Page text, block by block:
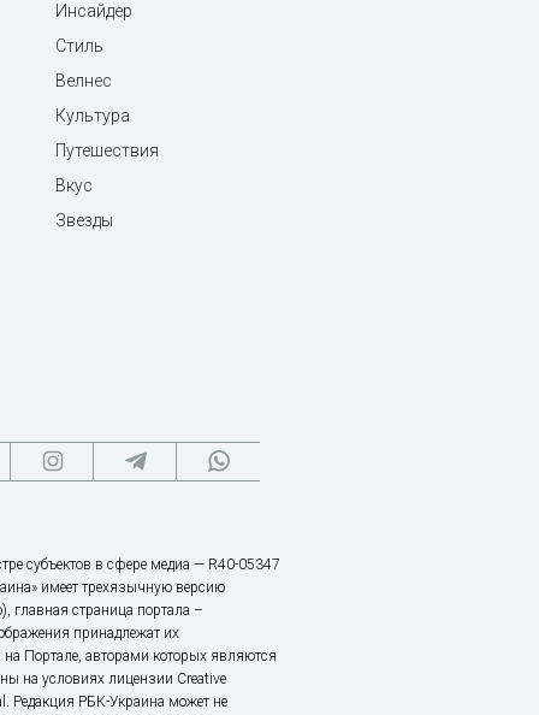
Инсайдер
Стиль
Велнес
Культура
Путешествия
Вкус
Звезды
субъектов в сфере медиа — R40-05347
имеет трехязычную версию
главная страница портала –
принадлежат их
Портале, авторами которых являются
на условиях лицензии Creative
Редакция РБК-Украина может не